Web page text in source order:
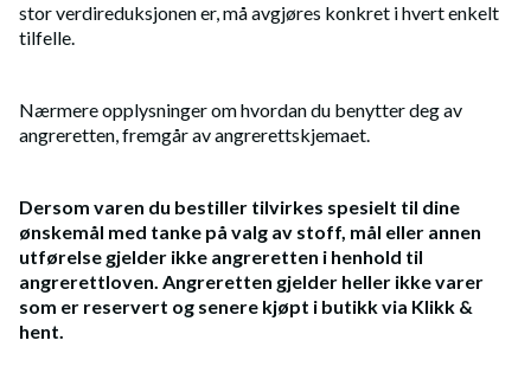
stor verdireduksjonen er, må avgjøres konkret i hvert enkelt
tilfelle.
Nærmere opplysninger om hvordan du benytter deg av
angreretten, fremgår av angrerettskjemaet.
Dersom varen du bestiller tilvirkes spesielt til dine
ønskemål med tanke på valg av stoff, mål eller annen
utførelse gjelder ikke angreretten i henhold til
angrerettloven. Angreretten gjelder heller ikke varer
som er reservert og senere kjøpt i butikk via Klikk &
hent.